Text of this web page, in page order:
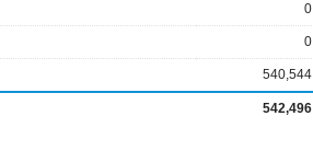
0
0
540,544
542,496